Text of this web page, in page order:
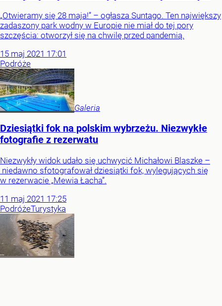
„Otwieramy się 28 maja!” – ogłasza Suntago. Ten największy
zadaszony park wodny w Europie nie miał do tej pory
szczęścia: otworzył się na chwilę przed pandemią.
15 maj 2021 17:01
Podróże
Galeria
Dziesiątki fok na polskim wybrzeżu. Niezwykłe
fotografie z rezerwatu
Niezwykły widok udało się uchwycić Michałowi Blaszke –
niedawno sfotografował dziesiątki fok, wylegujących się
w rezerwacie „Mewia Łacha”.
11 maj 2021 17:25
PodróżeTurystyka